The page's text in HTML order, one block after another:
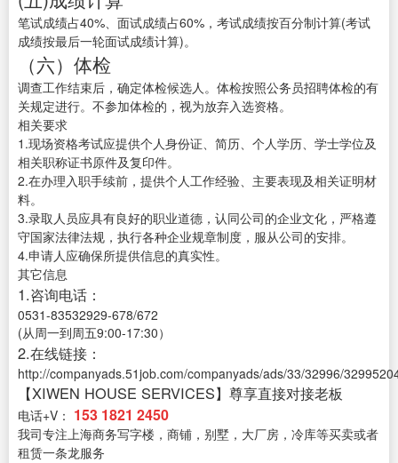
笔试成绩占40%、面试成绩占60%，考试成绩按百分制计算(考试
成绩按最后一轮面试成绩计算)。
（六）体检
调查工作结束后，确定体检候选人。体检按照公务员招聘体检的有
关规定进行。不参加体检的，视为放弃入选资格。
相关要求
1.现场资格考试应提供个人身份证、简历、个人学历、学士学位及
相关职称证书原件及复印件。
2.在办理入职手续前，提供个人工作经验、主要表现及相关证明材
料。
3.录取人员应具有良好的职业道德，认同公司的企业文化，严格遵
守国家法律法规，执行各种企业规章制度，服从公司的安排。
4.申请人应确保所提供信息的真实性。
其它信息
1.咨询电话：
0531-83532929-678/672
(从周一到周五9:00-17:30）
2.在线链接：
http://companyads.51job.com/companyads/ads/33/32996/
【XIWEN HOUSE SERVICES】尊享直接对接老板
电话+V： 153 1821 2450
我司专注上海商务写字楼，商铺，别墅，大厂房，冷库等买卖或者
租赁一条龙服务